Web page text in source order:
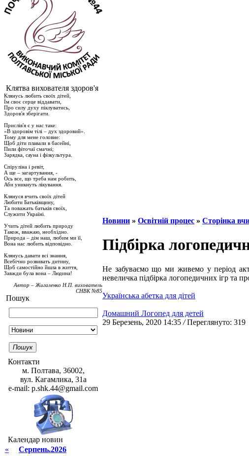
Клятва вихователя здоров'я
Клянусь любить своїх дітей,
Їм своє серце віддавати,
Про силу духу піклуватись,
Здоров′я зберігати.
Прислів′я є у нас таке:
«В здоровім тілі – дух здоровий».
Тому для мене головне:
Щоб діти плавали в басейні,
Пили фіточаї смачні;
Зарядка, сауна і фізкультура.
Спіруліна і ревіт,
А ще – загартування, -
Ось все, що треба нам робить,
Аби уникнуть лікування.
Клянуся вчить своїх дітей
Любити Батьківщину,
Та поважать батьків своїх,
Служити Україні.
Учить дітей любить природу
Також, вважаю, необхідно.
Природа – дім наш, любим ми її,
Вона нас любить відповідно.
Клянусь давати всі знання,
Всебічно розвивать дитину,
Щоб самостійно йшла в життя,
Завжди була вона – Людина!
Автор – Жигаленко Н.П. вихователь
СНВК №85
Пошук
Пошук
Контакти
м. Полтава, 36002,
вул. Кагамлика, 31а
e-mail: p.shk.44@gmail.com
Календар новин
«
Серпень.2026
Новини » Освітній процес » Сторінка
Підбірка
Не забуваємо що ми живемо у період
невеличка підбірка логопедичних ігр та
Українська абетка для дітей
Домашний Логопед для детей
29 Березень, 2020 14:35 /Переглянуто: 319